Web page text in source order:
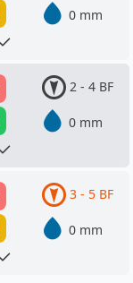
0 mm
2 - 4 BF
0 mm
3 - 5 BF
0 mm